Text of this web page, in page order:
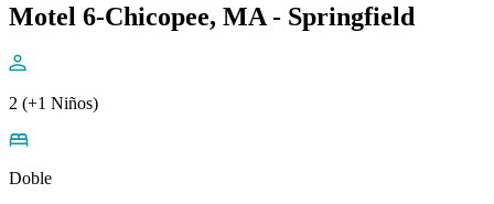
Motel 6-Chicopee, MA - Springfield
2 (+1 Niños)
Doble